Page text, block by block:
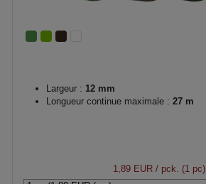
Largeur : 12 mm
Longueur continue maximale : 27 m
1,89 EUR / pck. (1 pc)